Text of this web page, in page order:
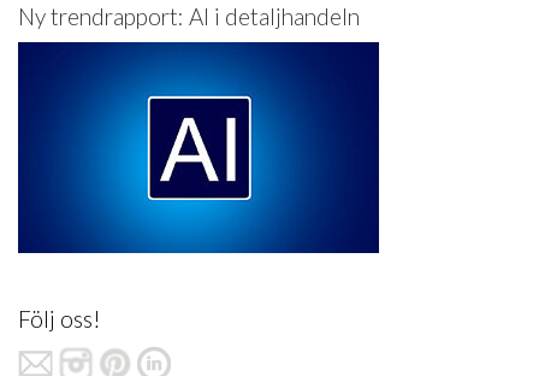
Ny trendrapport: AI i detaljhandeln
Följ oss!